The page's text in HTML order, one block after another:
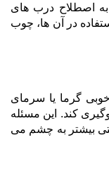
به اصطلاح درب های
در آن ها، چوب
خوبی گرما یا سرمای
کند. این مسئله
بیشتر به چشم می